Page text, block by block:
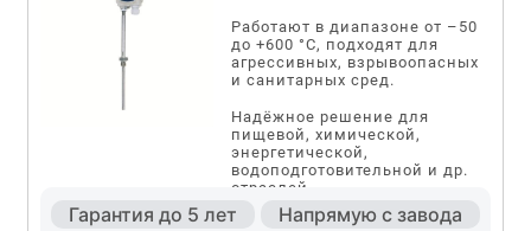
Работают в диапазоне от –50
до +600 °C, подходят для
агрессивных, взрывоопасных
и санитарных сред.
Надёжное решение для
пищевой, химической,
энергетической,
водоподготовительной и др.
отраслей.
Гарантия до 5 лет
Напрямую с завода